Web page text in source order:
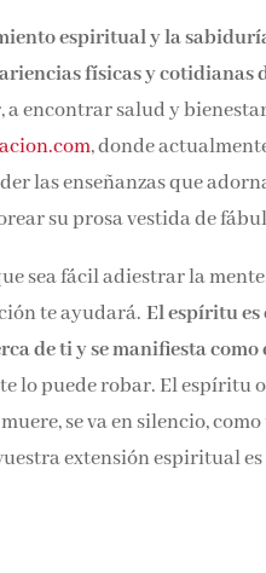
espiritual y la
físicas y cotidianas
a encontrar salud y
, donde
las enseñanzas que
su prosa vestida de
sea fácil adiestrar la
te ayudará. El espíritu es
de ti y se manifiesta
lo puede robar. El espíritu
se va en silencio,
extensión espiritual